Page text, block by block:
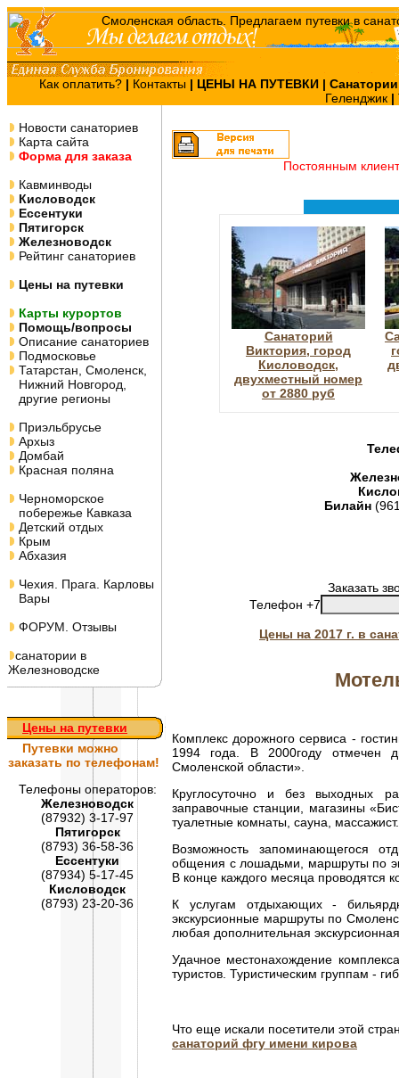
Как оплатить? | Контакты | ЦЕНЫ НА ПУТЕВКИ |
Геленджик |
Новости санаториев
Карта сайта
Форма для заказа
Кавминводы
Кисловодск
Ессентуки
Пятигорск
Железноводск
Рейтинг санаториев
Цены на путевки
Карты курортов
Помощь/вопросы
Описание санаториев
Подмосковье
Татарстан, Смоленск,
Нижний Новгород,
другие регионы
Приэльбрусье
Архыз
Домбай
Красная поляна
Черноморское
побережье Кавказа
Детский отдых
Крым
Абхазия
Чехия. Прага. Карловы
Вары
ФОРУМ. Отзывы
санатории в
Железноводске
Цены на путевки
Путевки можно
заказать по телефонам!
Телефоны операторов:
Железноводск
(87932) 3-17-97
Пятигорск
(8793) 36-58-36
Ессентуки
(87934) 5-17-45
Кисловодск
(8793) 23-20-36
Постоянным
Санаторий
Виктория, город
Кисловодск,
двухместный номер
от 2880 руб
Билайн
Заказать
Телефон +7
Цены на 2017 г. в
Комплекс дорожного сервиса -
1994 года. В 2000году отмечен
Смоленской области».
Круглосуточно и без выходных
заправочные станции, магазины
туалетные комнаты, сауна, массажист.
Возможность запоминающегося
общения с лошадьми, маршруты по
В конце каждого месяца проводятся
К услугам отдыхающих -
экскурсионные маршруты по
любая дополнительная
Удачное местонахождение
туристов. Туристическим группам -
Что еще искали посетители этой
санаторий фгу имени кирова